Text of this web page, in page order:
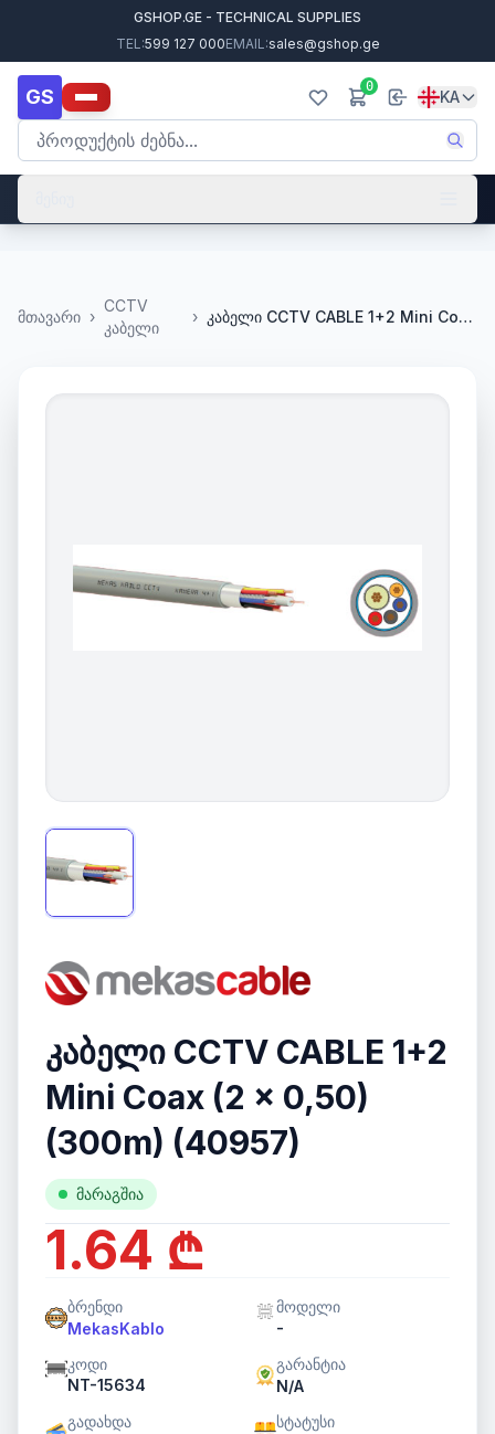
GSHOP.GE - TECHNICAL SUPPLIES
TEL:599 127 000EMAIL:sales@gshop.ge
GS 0
KA
მთავარი ›
CCTV
კაბელი
› კაბელი CCTV CABLE 1+2 Mini Coax (2 x 0,50) (300m) (40957)
კაბელი CCTV CABLE 1+2
Mini Coax (2 x 0,50)
(300m) (40957)
მარაგშია
1.64 ₾
ბრენდი
MekasKablo
მოდელი
-
კოდი
NT-15634
გარანტია
N/A
გადახდა
სტატუსი